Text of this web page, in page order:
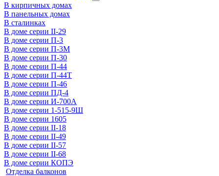
В кирпичных домах
В панельных домах
В сталинках
В доме серии II-29
В доме серии П-3
В доме серии П-3М
В доме серии П-30
В доме серии П-44
В доме серии П-44Т
В доме серии П-46
В доме серии ПД-4
В доме серии И-700А
В доме серии 1-515-9Ш
В доме серии 1605
В доме серии II-18
В доме серии II-49
В доме серии II-57
В доме серии II-68
В доме серии КОПЭ
Отделка балконов